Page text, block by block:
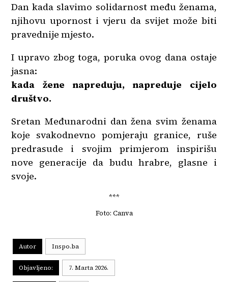
Dan kada slavimo solidarnost među ženama,
njihovu upornost i vjeru da svijet može biti
pravednije mjesto.
I upravo zbog toga, poruka ovog dana ostaje
jasna:
kada žene napreduju, napreduje cijelo
društvo.
Sretan Međunarodni dan žena svim ženama
koje svakodnevno pomjeraju granice, ruše
predrasude i svojim primjerom inspirišu
nove generacije da budu hrabre, glasne i
svoje.
***
Foto: Canva
Autor Inspo.ba
Objavljeno: 7. Marta 2026.